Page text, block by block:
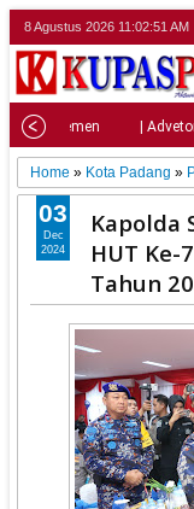
8 Agustus 2026 11:02:53 AM
| Parlemen |
Home » Kota Padang »
Kapolda
HUT
Tahun
03
Dec
2024